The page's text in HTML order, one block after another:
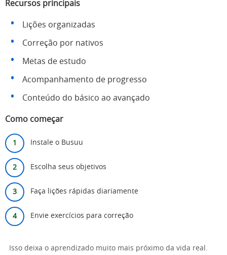
Recursos principais
Lições organizadas
Correção por nativos
Metas de estudo
Acompanhamento de progresso
Conteúdo do básico ao avançado
Como começar
Instale o Busuu
Escolha seus objetivos
Faça lições rápidas diariamente
Envie exercícios para correção
Isso deixa o aprendizado muito mais próximo da vida real.